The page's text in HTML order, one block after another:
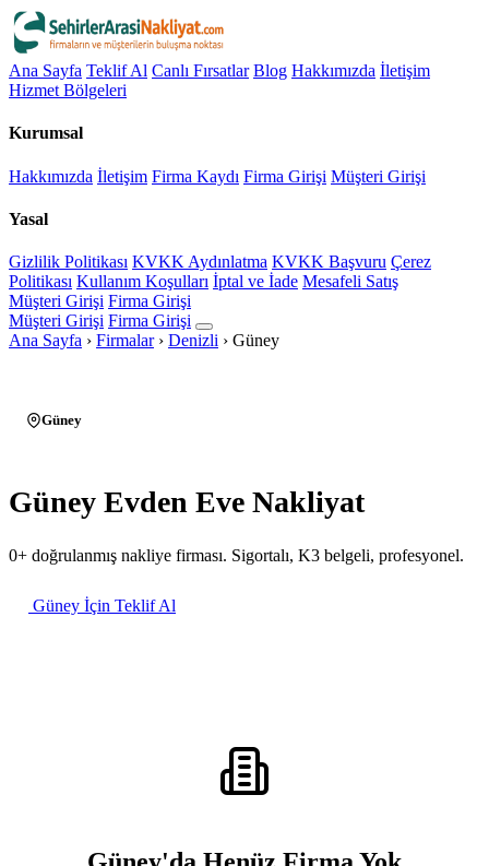
Ana Sayfa Teklif Al Canlı Fırsatlar Blog Hakkımızda İletişim
Hizmet Bölgeleri
Kurumsal
Hakkımızda İletişim Firma Kaydı Firma Girişi Müşteri Girişi
Yasal
Gizlilik Politikası KVKK Aydınlatma KVKK Başvuru Çerez
Politikası Kullanım Koşulları İptal ve İade Mesafeli Satış
Müşteri Girişi Firma Girişi
Müşteri Girişi Firma Girişi
Ana Sayfa › Firmalar › Denizli › Güney
Güney
Güney Evden Eve Nakliyat
0+ doğrulanmış nakliye firması. Sigortalı, K3 belgeli, profesyonel.
Güney İçin Teklif Al